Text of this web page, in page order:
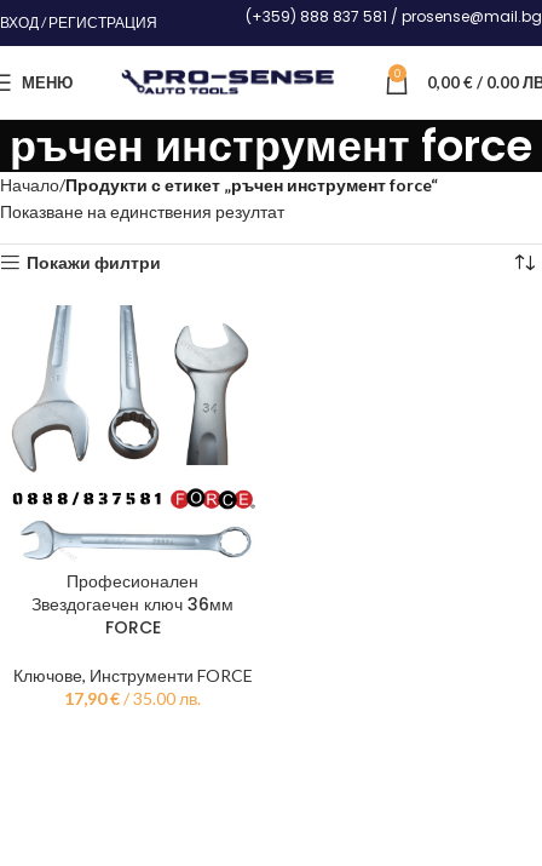
ВХОД / РЕГИСТРАЦИЯ (+359) 888 837 581 / prosense@mail.bg
МЕНЮ 0 0,00€/ 0.00
ръчен инструмент force
Начало Продукти с етикет „ръчен инструмент force“
Показване на единствения резултат
Покажи филтри
Професионален
Звездогаечен ключ 36мм
FORCE
Ключове, Инструменти FORCE
17,90€/ 35.00 лв.